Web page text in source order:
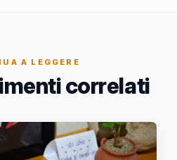
A LEGGERE
correlati